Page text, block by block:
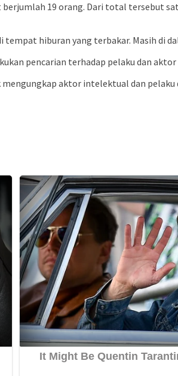
19 orang. Dari total tersebut
hiburan yang terbakar. Masih di
pencarian terhadap pelaku dan
aktor intelektual dan